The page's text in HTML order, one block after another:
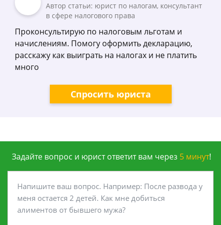
Автор статьи: юрист по налогам, консультант
в сфере налогового права
Проконсультирую по налоговым льготам и
начислениям. Помогу оформить декларацию,
расскажу как выиграть на налогах и не платить
много
Спросить юриста
Задайте вопрос и юрист ответит вам через 5 минут!